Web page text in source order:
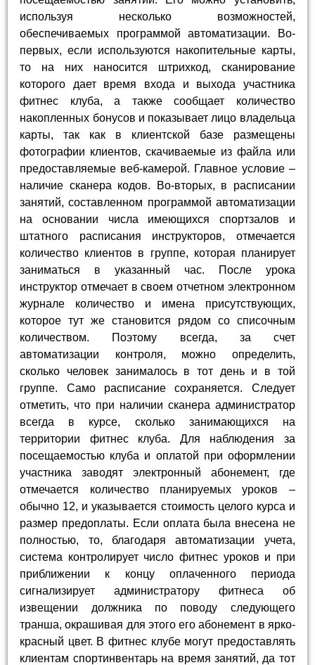
используя несколько возможностей,
обеспечиваемых программой автоматизации. Во-
первых, если используются накопительные карты,
то на них наносится штрихкод, сканирование
которого дает время входа и выхода участника
фитнес клуба, а также сообщает количество
накопленных бонусов и показывает лицо владельца
карты, так как в клиентской базе размещены
фотографии клиентов, скачиваемые из файла или
предоставляемые веб-камерой. Главное условие –
наличие сканера кодов. Во-вторых, в расписании
занятий, составленном программой автоматизации
на основании числа имеющихся спортзалов и
штатного расписания инструкторов, отмечается
количество клиентов в группе, которая планирует
заниматься в указанный час. После урока
инструктор отмечает в своем отчетном электронном
журнале количество и имена присутствующих,
которое тут же становится рядом со списочным
количеством. Поэтому всегда, за счет
автоматизации контроля, можно определить,
сколько человек занималось в тот день и в той
группе. Само расписание сохраняется. Следует
отметить, что при наличии сканера администратор
всегда в курсе, сколько занимающихся на
территории фитнес клуба. Для наблюдения за
посещаемостью клуба и оплатой при оформлении
участника заводят электронный абонемент, где
отмечается количество планируемых уроков –
обычно 12, и указывается стоимость целого курса и
размер предоплаты. Если оплата была внесена не
полностью, то, благодаря автоматизации учета,
система контролирует число фитнес уроков и при
приближении к концу оплаченного периода
сигнализирует администратору фитнеса об
извещении должника по поводу следующего
транша, окрашивая для этого его абонемент в ярко-
красный цвет. В фитнес клубе могут предоставлять
клиентам спортинвентарь на время занятий, да тот